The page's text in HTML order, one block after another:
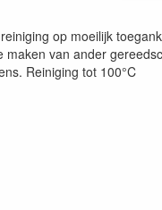
op moeilijk
van ander
Reiniging tot 100°C